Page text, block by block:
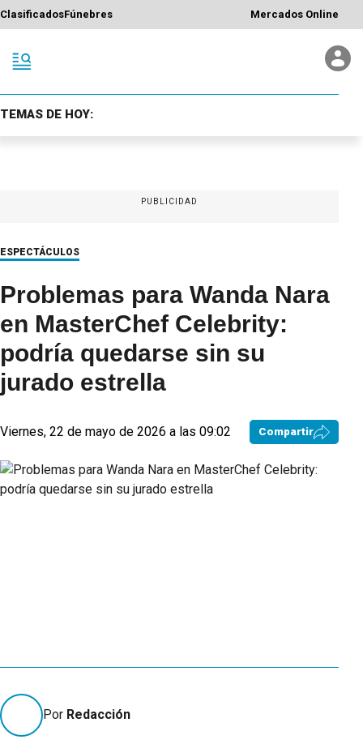
ClasificadosFúnebres Mercados Online
TEMAS DE HOY:
PUBLICIDAD
ESPECTÁCULOS
Problemas para Wanda Nara
en MasterChef Celebrity:
podría quedarse sin su
jurado estrella
Viernes, 22 de mayo de 2026 a las 09:02 Compartir
Por Redacción